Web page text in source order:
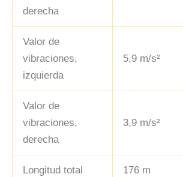
derecha
Valor de
vibraciones,
izquierda
5,9 m/s²
Valor de
vibraciones,
derecha
3,9 m/s²
Longitud total 176 m